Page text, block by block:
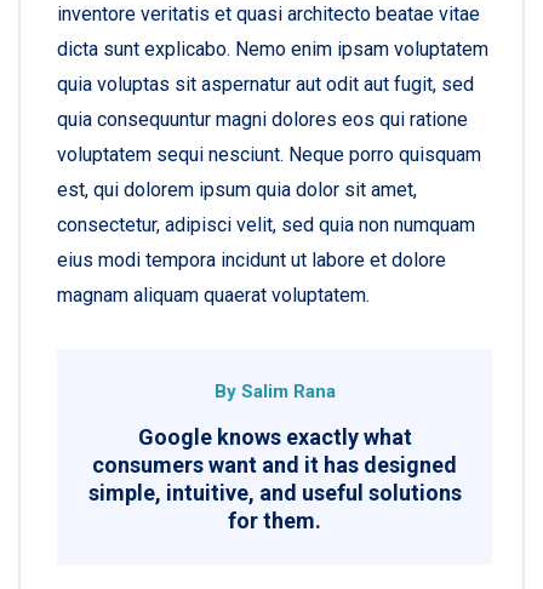
inventore veritatis et quasi architecto beatae vitae
dicta sunt explicabo. Nemo enim ipsam voluptatem
quia voluptas sit aspernatur aut odit aut fugit, sed
quia consequuntur magni dolores eos qui ratione
voluptatem sequi nesciunt. Neque porro quisquam
est, qui dolorem ipsum quia dolor sit amet,
consectetur, adipisci velit, sed quia non numquam
eius modi tempora incidunt ut labore et dolore
magnam aliquam quaerat voluptatem.
By Salim Rana
Google knows exactly what
consumers want and it has designed
simple, intuitive, and useful solutions
for them.